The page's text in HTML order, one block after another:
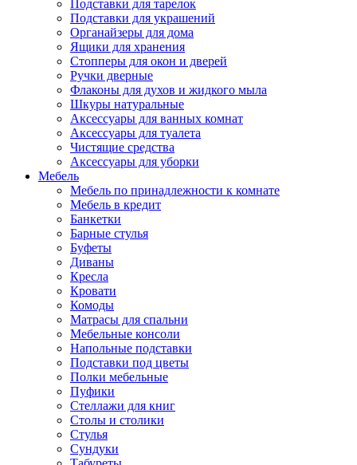
Подставки для тарелок
Подставки для украшений
Органайзеры для дома
Ящики для хранения
Стопперы для окон и дверей
Ручки дверные
Флаконы для духов и жидкого мыла
Шкуры натуральные
Аксессуары для ванных комнат
Аксессуары для туалета
Чистящие средства
Аксессуары для уборки
Мебель
Мебель по принадлежности к комнате
Мебель в кредит
Банкетки
Барные стулья
Буфеты
Диваны
Кресла
Кровати
Комоды
Матрасы для спальни
Мебельные консоли
Напольные подставки
Подставки под цветы
Полки мебельные
Пуфики
Стеллажи для книг
Столы и столики
Стулья
Сундуки